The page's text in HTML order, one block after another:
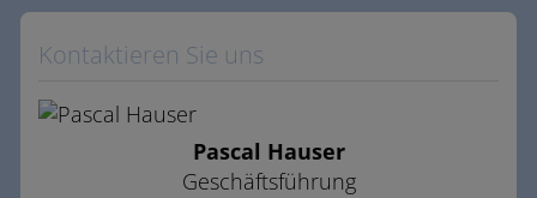
Kontaktieren Sie uns
Pascal Hauser
Geschäftsführung